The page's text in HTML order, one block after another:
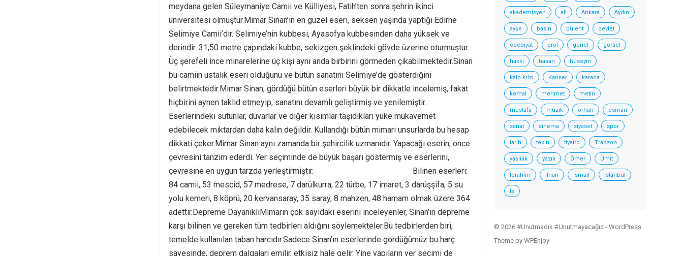
meydana gelen Süleymaniye Camii ve Külliyesi, Fatih’ten sonra şehrin ikinci
üniversitesi olmuştur.Mimar Sinan’ın en güzel eseri, seksen yaşında yaptığı Edirne
Selimiye Camii’dir. Selimiye’nin kubbesi, Ayasofya kubbesinden daha yüksek ve
derindir. 31,50 metre çapındaki kubbe, sekizgen şeklindeki gövde üzerine oturmuştur.
Üç şerefeli ince minarelerine üç kişi aynı anda birbirini görmeden çıkabilmektedir.Sinan
bu camiin ustalık eseri olduğunu ve bütün sanatını Selimiye’de gösterdiğini
belirtmektedir.Mimar Sinan, gördüğü bütün eserleri büyük bir dikkatle incelemiş, fakat
hiçbirini aynen taklid etmeyip, sanatını devamlı geliştirmiş ve yenilemiştir.
Eserlerindeki sütunlar, duvarlar ve diğer kısımlar taşıdıkları yüke mukavemet
edebilecek miktardan daha kalın değildir. Kullandığı bütün mimari unsurlarda bu hesap
dikkati çeker.Mimar Sinan aynı zamanda bir şehircilik uzmanıdır. Yapacağı eserin, önce
çevresini tanzim ederdi. Yer seçiminde de büyük başarı göstermiş ve eserlerini,
çevresine en uygun tarzda yerleştirmiştir.
Bilinen eserleri:
84 camii, 53 mescid, 57 medrese, 7 darülkurra, 22 türbe, 17 imaret, 3 darüşşifa, 5 su
yolu kemeri, 8 köprü, 20 kervansaray, 35 saray, 8 mahzen, 48 hamam olmak üzere 364
adettir.Depreme DayanıklıMimarın çok sayıdaki eserini inceleyenler, Sinan’ın depreme
karşı bilinen ve gereken tüm tedbirleri aldığını söylemekteler.Bu tedbirlerden biri,
temelde kullanılan taban harcıdır.Sadece Sinan’ın eserlerinde gördüğümüz bu harç
sayesinde, deprem dalgaları emilir, etkisiz hale gelir. Yine yapıların yer seçimi de
akademisyen ali Ankara Aydın
ayşe basın bülent devlet
edebiyat erol genel görsel
hakkı hasan hüseyin
kalp krizi Kanser karaca
kemal mehmet metin
mustafa müzik orhan osman
sanat sinema siyaset spor
tarih tekin tiyatro Trabzon
yaslilik yazılı Ömer Ümit
İbrahim İlhan İsmail İstanbul
İş
© 2026 #Unutmadık #Unutmayacağız - WordPress
Theme by WPEnjoy